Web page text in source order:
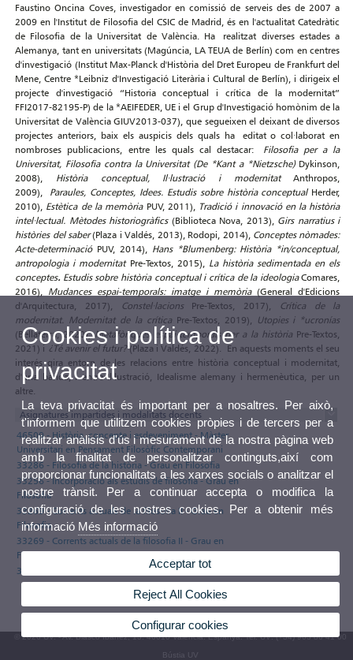
Faustino Oncina Coves, investigador en comissió de serveis des de 2007 a
2009 en l'Institut de Filosofia del CSIC de Madrid, és en l'actualitat Catedràtic
de Filosofia de la Universitat de València. Ha realitzat diverses estades a
Alemanya, tant en universitats (Magúncia, LA TEUA de Berlín) com en centres
d'investigació (Institut Max-Planck d'Història del Dret Europeu de Frankfurt del
Mene, Centre *Leibniz d'Investigació Literària i Cultural de Berlín), i dirigeix el
projecte d'investigació “Historia conceptual i crítica de la modernitat”
FFI2017-82195-P) de la *AEIFEDER, UE i el Grup d'Investigació homònim de la
Universitat de València GIUV2013-037), que segueixen el deixant de diversos
projectes anteriors, baix els auspicis dels quals ha editat o col·laborat en
nombroses publicacions, entre les quals cal destacar: Filosofia per a la
Universitat, Filosofia contra la Universitat (De *Kant a *Nietzsche)Dykinson,
2008), Història conceptual, Il·lustració i modernitatAnthropos,
2009), Paraules, Conceptes, Idees. Estudis sobre història conceptualHerder,
2010), Estètica de la memòriaPUV, 2011),
Tradició i innovació en la història
intel·lectual. Mètodes historiogràfics(Biblioteca Nova, 2013), Girs narratius i
històries del saber(Plaza i Valdés, 2013), Rodopi, 2014), Conceptes nòmades:
Acte-determinacióPUV, 2014), Hans *Blumenberg: Història *in/conceptual,
antropologia i modernitat Pre-Textos, 2015), La història sedimentada en els
conceptes. Estudis sobre història conceptual i crítica de la ideologiaComares,
2016), Mudances espai-temporals: imatge i memòria(General d'Edicions
d'Arquitectura, 2017),
Constel·lacionsPre-Textos, 2017),
Crítica de la
modernitat. Modernitat de la críticaPre-Textos, 2019),
Utopies i *ucronías
(Bellaterra, 2020),Metafòriques espai-temporals per a la història Pre-Textos,
2021) i¿Té avenir el futur?(Plaza i Valdés, 2022). En aquests moments el seu
interés gira entorn de les relacions entre història conceptual i modernitat,
d'una banda, i entre Il·lustració, Idealisme alemany i hermenèutica, per un
altre.
Asignatures impartides i modalitats docents
46509 - Història, concepte i esdeveniment - Màster
Universitari en Pensament Filosòfic Contemporani
33286 - Filosofia de la història - Grau en Filosofia
33256 - Incorporació als estudis de filosofia - Grau en
Filosofia
33269 - Corrents actuals de la filosofia II - Grau en
Filosofia
33269 - Corrents actuals de la filosofia II - Grau en
Filosofia
33286 - Filosofia de la història - Grau en Filosofia
© 2026 UV. - Av. Blasco Ibáñez, 13. 46010 València. Espanya. Tel. UV: (+34) 963 86 41 00
Bústia UV
Cookies i política de
privacitat
La teva privacitat és important per a nosaltres. Per això,
t'informem que utilitzem cookies pròpies i de tercers per a
realitzar anàlisis d'ús i mesurament de la nostra pàgina web
amb la finalitat de personalitzar continguts,així com
proporcionar funcionalitats a les xarxes socials o analitzar el
nostre trànsit. Per a continuar accepta o modifica la
configuració de les nostres cookies. Per a obtenir més
informació Més informació
Acceptar tot
Reject All Cookies
Configurar cookies